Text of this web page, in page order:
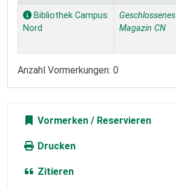
Exemplare
Bibliothek Campus
Nord
Geschlossenes
Magazin CN
Anzahl Vormerkungen: 0
Vormerken
Drucken
Zitieren